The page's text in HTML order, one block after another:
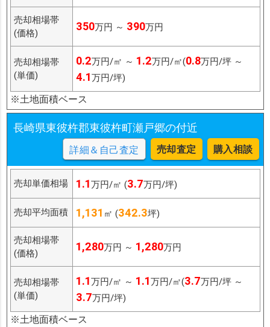
売却相場帯
(価格)
350万円 ～ 390万円
売却相場帯
(単価)
0.2万円/㎡ ～ 1.2万円/㎡(0.8万円/坪 ～
4.1万円/坪)
※土地面積ベース
長崎県東彼杵郡東彼杵町瀬戸郷の付近
詳細＆自己査定 売却査定 購入相談
売却単価相場 1.1万円/㎡ (3.7万円/坪)
売却平均面積 1,131 ㎡ (342.3坪)
売却相場帯
(価格)
1,280万円 ～ 1,280万円
売却相場帯
(単価)
1.1万円/㎡ ～ 1.1万円/㎡(3.7万円/坪 ～
3.7万円/坪)
※土地面積ベース